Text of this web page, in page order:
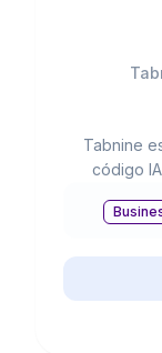
Tabnine
código
first con